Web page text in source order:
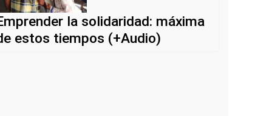
la solidaridad: máxima
estos tiempos (+Audio)